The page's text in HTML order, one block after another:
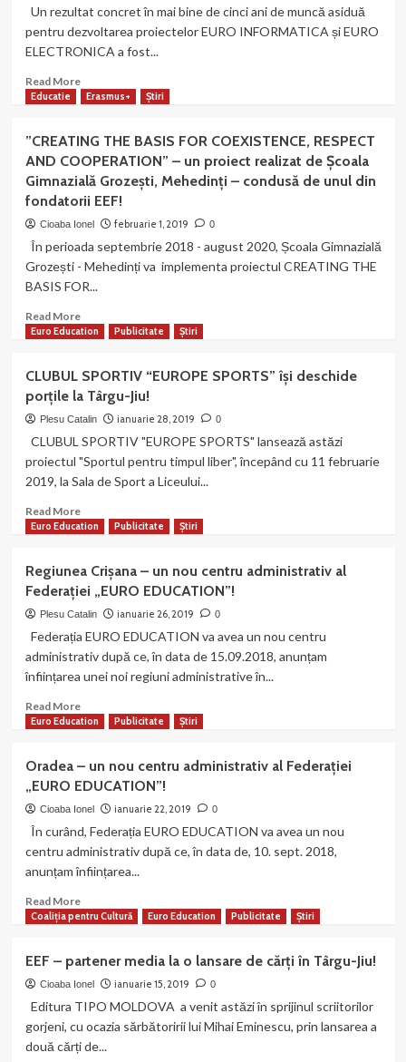
C.
S.
„EUROPE
–
clubul
noastre!
noastre
și-
început
oficial
Un rezultat concret în mai bine de cinci ani de muncă asiduă
pentru dezvoltarea proiectelor EURO INFORMATICA și EURO
ELECTRONICA a fost...
Read MoreRead
more
INFORMATICA
–
cel
mai
longeviv
ale
echipei
noastre!
Educatie Erasmus+ Știri
”CREATING THE BASIS FOR COEXISTENCE, RESPECT
AND COOPERATION” – un proiect realizat de Școala
Gimnazială Grozești, Mehedinți – condusă de unul din
fondatorii EEF!
Cioaba Ionel februarie 1, 2019 0
În perioada septembrie 2018 - august 2020, Școala Gimnazială
Grozești - Mehedinți va implementa proiectul CREATING THE
BASIS FOR...
Read MoreRead
more
THE
BASIS
FOR
COEXISTENCE,
AND
COOPERATION”
un
proiect
de
Școala
Gimnazială
Mehedinți
–
condusă
unul
din
EEF!
Euro Education Publicitate Știri
CLUBUL SPORTIV “EUROPE SPORTS” își deschide
porțile la Târgu-Jiu!
Plesu Catalin ianuarie 28, 2019 0
CLUBUL SPORTIV "EUROPE SPORTS" lansează astăzi
proiectul "Sportul pentru timpul liber", începând cu 11 februarie
2019, la Sala de Sport a Liceului...
Read MoreRead
more
SPORTIV
“EUROPE
SPORTS”
își
porțile
la
Jiu!
Euro Education Publicitate Știri
Regiunea Crișana – un nou centru administrativ al
Federației „EURO EDUCATION”!
Plesu Catalin ianuarie 26, 2019 0
Federația EURO EDUCATION va avea un nou centru
administrativ după ce, în data de 15.09.2018, anunțam
înființarea unei noi regiuni administrative în...
Read MoreRead
more
Crișana
–
un
nou
centru
administrativ
al
„EURO
EDUCATION”!
Euro Education Publicitate Știri
Oradea – un nou centru administrativ al Federației
„EURO EDUCATION”!
Cioaba Ionel ianuarie 22, 2019 0
În curând, Federația EURO EDUCATION va avea un nou
centru administrativ după ce, în data de, 10. sept. 2018,
anunțam înființarea...
Read MoreRead
more
–
un
nou
centru
al
Coaliția pentru Cultură Euro Education Publicitate Știri
EEF – partener media la o lansare de cărți în Târgu-Jiu!
Cioaba Ionel ianuarie 15, 2019 0
Editura TIPO MOLDOVA a venit astăzi în sprijinul scriitorilor
gorjeni, cu ocazia sărbătoririi lui Mihai Eminescu, prin lansarea a
două cărți de...